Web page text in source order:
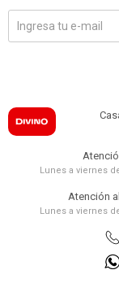
Lunes a viernes
Atención
Lunes a viernes